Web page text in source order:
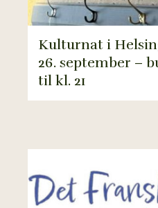
Kulturnat i
26. september –
til kl. 21